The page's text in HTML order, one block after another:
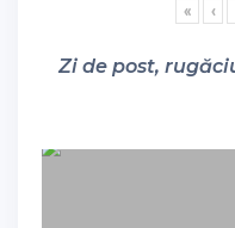
« ‹
Zi de post,